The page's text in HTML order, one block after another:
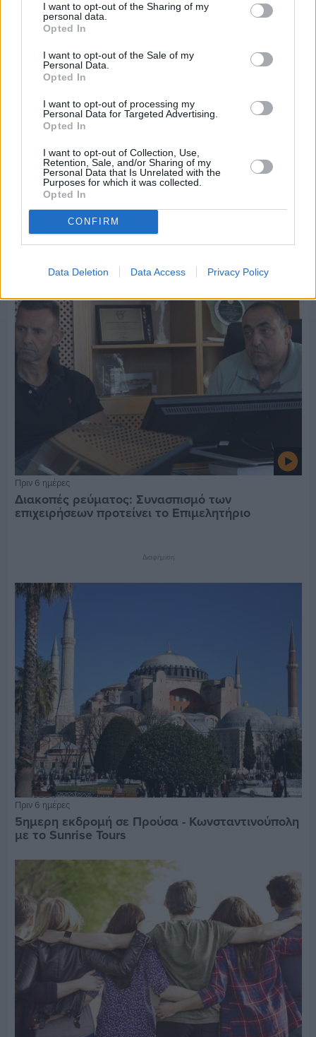
I want to opt-out of the Sharing of my
personal data.
Opted In
I want to opt-out of the Sale of my
Personal Data.
Opted In
I want to opt-out of processing my
Personal Data for Targeted Advertising.
Opted In
I want to opt-out of Collection, Use,
Retention, Sale, and/or Sharing of my
Personal Data that Is Unrelated with the
Purposes for which it was collected.
Opted In
CONFIRM
Data Deletion Data Access Privacy Policy
Εργασίες ασφαλτόστρωσης σε τρεις οδούς του
Βαρβασίου
Πριν 6 ημέρες
Διακοπές ρεύματος: Συνασπισμό των
επιχειρήσεων προτείνει το Επιμελητήριο
Διαφήμιση
Πριν 6 ημέρες
5ημερη εκδρομή σε Προύσα - Κωνσταντινούπολη
με το Sunrise Tours